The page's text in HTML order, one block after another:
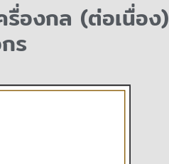
องกล (ต่อเนื่อง)
ร